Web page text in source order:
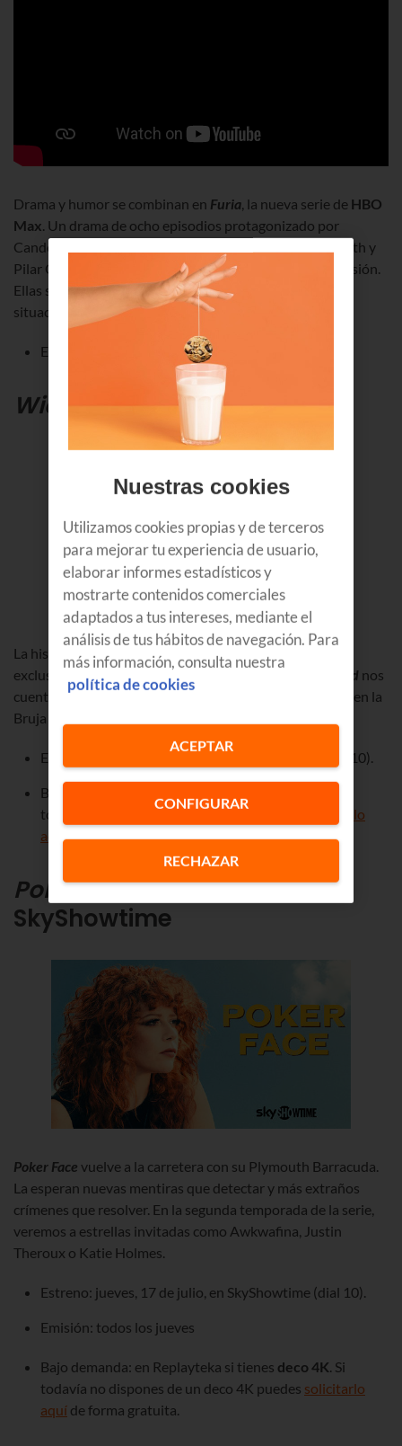
Drama y humor se combinan en Furia, la nueva serie de HBO
Max. Un drama de ocho episodios protagonizado por
Candela Peña, Carmen Machi, Nathalie Poza, Cecilia Roth y
Pilar Castro que habla de engaño, manipulación o extorsión.
Ellas son las cinco “jusiticieras” dispuestas a todo ante
situaciones límite.
Estreno: viernes, 11 de julio,en HBO Max.
Wicked,en SkyShowtime
La historia jamás contada de las brujas de Oz llega en
exclusiva a
SkyShowtime.La oscarizada película Wicked nos
cuenta como Elphaba y su amiga Glinda se convirtieron en la
Bruja Mala del Oeste y la Bruja Buena.
Estreno: domingo, 6 de julio, en SkyShowtime (dial 10).
Bajo demanda: en Replayteka si tienes
todavía no dispones de un deco 4K puedes
solicitarlo
aquíde forma gratuita.
Poker Face - T2, en
SkyShowtime
Poker Face vuelve a la carretera con su Plymouth Barracuda.
La esperan nuevas mentiras que detectar y más extraños
crímenes que resolver. En la segunda temporada de la serie,
veremos a estrellas invitadas como Awkwafina, Justin
Theroux o Katie Holmes.
Estreno: jueves, 17 de julio, en SkyShowtime (dial 10).
Emisión: todos los jueves
Bajo demanda: en Replayteka si tienes deco 4K. Si
todavía no dispones de un deco 4K puedes solicitarlo
aquí de forma gratuita.
Nuestras cookies
Utilizamos cookies propias y de terceros
para mejorar tu experiencia de usuario,
elaborar informes estadísticos y
mostrarte contenidos comerciales
adaptados a tus intereses, mediante el
análisis de tus hábitos de navegación. Para
más información, consulta nuestra
política de cookies
CONFIGURAR
RECHAZAR
ACEPTAR